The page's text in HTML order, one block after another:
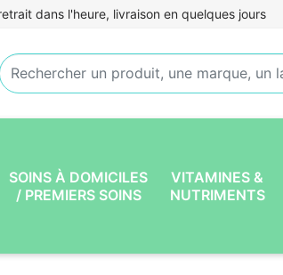
dans l'heure, livraison en quelques jours
SOINS À DOMICILES
/ PREMIERS SOINS
VITAMINES &
NUTRIMENTS